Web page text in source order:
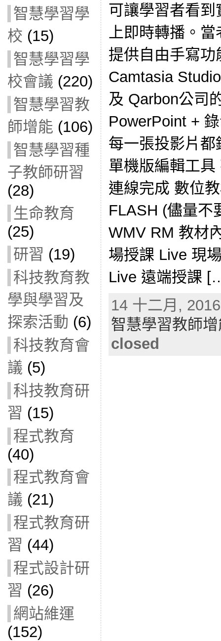
智慧學習學
校 (15)
智慧學習學
校會議 (220)
智慧學習教
師增能 (106)
智慧學習種
子教師研習
(28)
生命教育
(25)
研習 (19)
科技教育教
學與學習及
探索活動 (6)
科技教育會
議 (5)
科技教育研
習 (15)
程式教育
(40)
程式教育會
議 (21)
程式教育研
習 (44)
程式設計研
習 (26)
網站維運
(152)
可讓學習者看
上即時轉播。
提供自由手寫
Camtasia
及 Qarbon公司
PowerPoint +
每一張投影片
單機版編輯工
連線完成 數位
FLASH (儘量不
WMV RM 教材
場授課 Live 現
Live 遠端授課
14 十二月,
智慧學習教師
closed